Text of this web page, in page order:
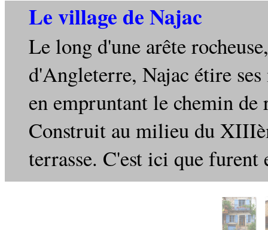
Le village de Najac
Le long d'une arête
d'Angleterre, Najac étire ses
en empruntant le chemin de
Construit au milieu du
terrasse. C'est ici que